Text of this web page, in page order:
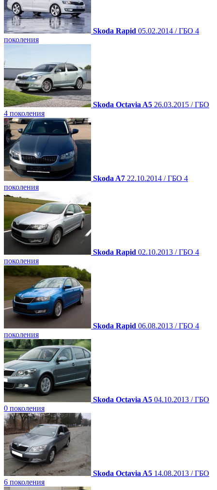
Skoda Rapid 05.02.2014 / ГБО 4
поколения
Skoda Octavia A5 26.03.2015 / ГБО
4 поколения
Skoda A7 22.10.2014 / ГБО 4
поколения
Skoda Rapid 02.10.2013 / ГБО 4
поколения
Skoda Rapid 06.08.2013 / ГБО 4
поколения
Skoda Octavia A5 04.10.2013 / ГБО
0 поколения
Skoda Octavia A5 14.08.2013 / ГБО
6 поколения